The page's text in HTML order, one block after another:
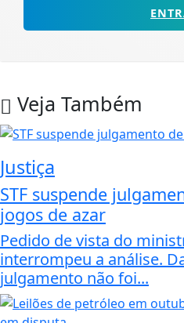
Veja Também
Justiça
STF suspende
jogos de azar
Pedido de vista do
interrompeu a análise.
julgamento não foi...